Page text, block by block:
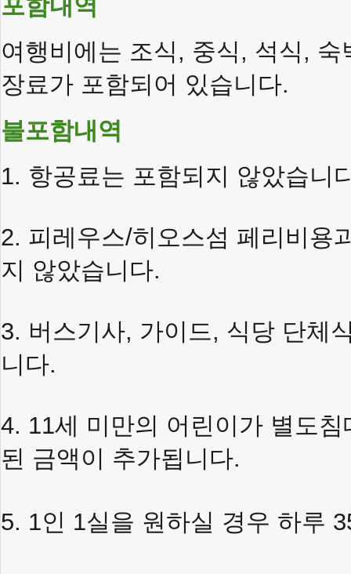
포함내역
여행비에는 조식, 중식, 석식, 숙
장료가 포함되어 있습니다.
불포함내역
1. 항공료는 포함되지 않았습니
2. 피레우스/히오스섬 페리비용
지 않았습니다.
3. 버스기사, 가이드, 식당 단체
니다.
4. 11세 미만의 어린이가 별도침
된 금액이 추가됩니다.
5. 1인 1실을 원하실 경우 하루